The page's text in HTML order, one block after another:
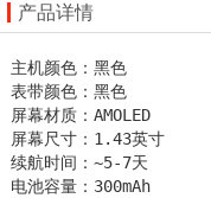
产品详情
主机颜色：黑色
表带颜色：黑色
屏幕材质：AMOLED
屏幕尺寸：1.43英寸
续航时间：~5-7天
电池容量：300mAh